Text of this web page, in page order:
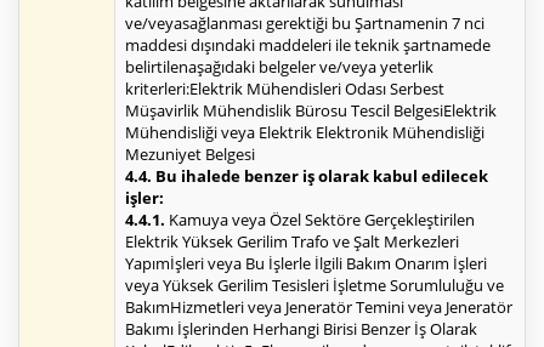
ve/veyasağlanması gerektiği bu Şartnamenin 7 nci
maddesi dışındaki maddeleri ile teknik şartnamede
belirtilenaşağıdaki belgeler ve/veya yeterlik
kriterleri:Elektrik Mühendisleri Odası Serbest
Müşavirlik Mühendislik Bürosu Tescil BelgesiElektrik
Mühendisliği veya Elektrik Elektronik Mühendisliği
Mezuniyet Belgesi
4.4. Bu ihalede benzer iş olarak kabul edilecek
işler:
4.4.1. Kamuya veya Özel Sektöre Gerçekleştirilen
Elektrik Yüksek Gerilim Trafo ve Şalt Merkezleri
Yapımİşleri veya Bu İşlerle İlgili Bakım Onarım İşleri
veya Yüksek Gerilim Tesisleri İşletme Sorumluluğu ve
BakımHizmetleri veya Jeneratör Temini veya Jeneratör
Bakımı İşlerinden Herhangi Birisi Benzer İş Olarak